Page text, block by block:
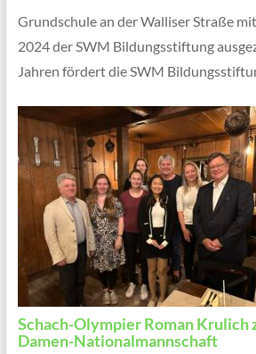
Grundschule an der Walliser Straße
2024 der SWM Bildungsstiftung
Jahren fördert die SWM
Schach-Olympier Roman Krulich
Damen-Nationalmannschaft